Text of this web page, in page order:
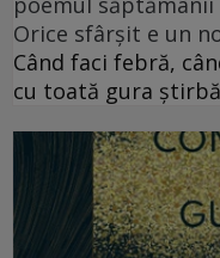
Orice sfârșit e un
Când faci febră,
cu toată gura